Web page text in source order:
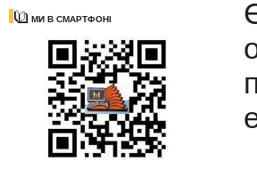
МИ В СМАРТФОНІ